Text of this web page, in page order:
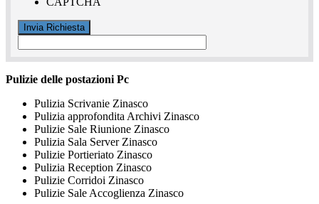
Pulizie delle postazioni Pc
Pulizia Scrivanie Zinasco
Pulizia approfondita Archivi Zinasco
Pulizie Sale Riunione Zinasco
Pulizia Sala Server Zinasco
Pulizie Portieriato Zinasco
Pulizia Reception Zinasco
Pulizie Corridoi Zinasco
Pulizie Sale Accoglienza Zinasco